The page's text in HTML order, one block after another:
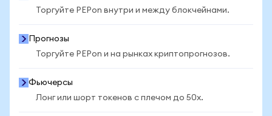
Торгуйте PEPon внутри и между блокчейнами.
Прогнозы
Торгуйте PEPon и на рынках криптопрогнозов.
Фьючерсы
Лонг или шорт токенов с плечом до 50x.